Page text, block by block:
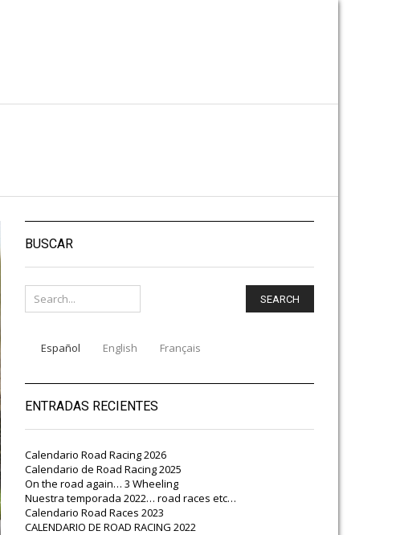
BUSCAR
SEARCH
Español English Français
ENTRADAS RECIENTES
Calendario Road Racing 2026
Calendario de Road Racing 2025
On the road again… 3 Wheeling
Nuestra temporada 2022… road races etc…
Calendario Road Races 2023
CALENDARIO DE ROAD RACING 2022